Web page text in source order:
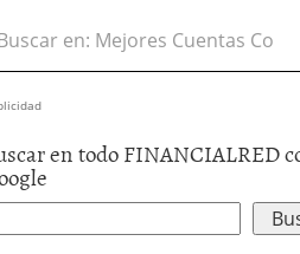
en:
en todo FINANCIALRED